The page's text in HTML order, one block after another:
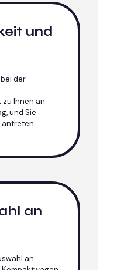
und
der
zu Ihnen an
und Sie
antreten.
an
an